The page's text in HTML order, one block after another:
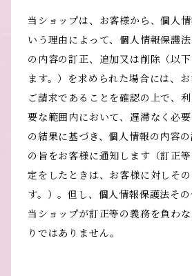
当ショップは、お客様から、個人
いう理由によって、個人情報保護
の内容の訂正、追加又は削除（以
ます。）を求められた場合には、
ご請求であることを確認の上で、
要な範囲内において、遅滞なく必
の結果に基づき、個人情報の内容
の旨をお客様に通知します（訂正
定をしたときは、お客様に対しそ
す。）。但し、個人情報保護法その
当ショップが訂正等の義務を負わ
りではありません。